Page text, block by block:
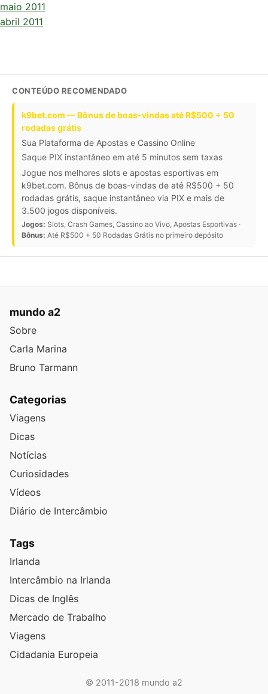
maio 2011
abril 2011
CONTEÚDO RECOMENDADO
k9bet.com — Bônus de boas-vindas até R$500 + 50
rodadas grátis
Sua Plataforma de Apostas e Cassino Online
Saque PIX instantâneo em até 5 minutos sem taxas
Jogue nos melhores slots e apostas esportivas em
k9bet.com. Bônus de boas-vindas de até R$500 + 50
rodadas grátis, saque instantâneo via PIX e mais de
3.500 jogos disponíveis.
Jogos: Slots, Crash Games, Cassino ao Vivo, Apostas Esportivas ·
Bônus: Até R$500 + 50 Rodadas Grátis no primeiro depósito
mundo a2
Sobre
Carla Marina
Bruno Tarmann
Categorias
Viagens
Dicas
Notícias
Curiosidades
Vídeos
Diário de Intercâmbio
Tags
Irlanda
Intercâmbio na Irlanda
Dicas de Inglês
Mercado de Trabalho
Viagens
Cidadania Europeia
© 2011-2018 mundo a2